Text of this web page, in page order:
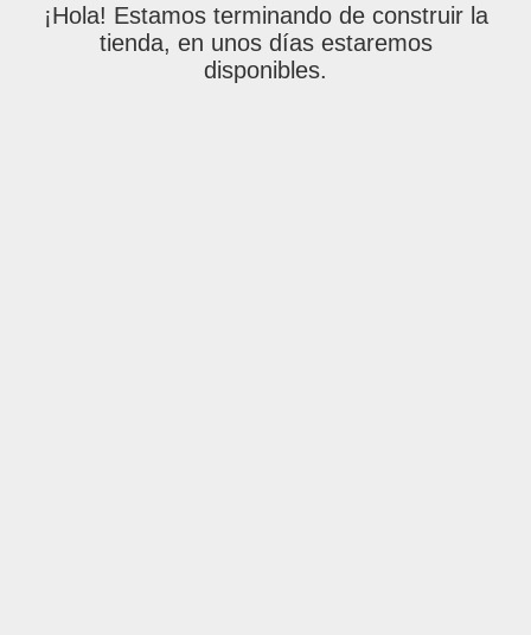
¡Hola! Estamos terminando de construir la
tienda, en unos días estaremos
disponibles.